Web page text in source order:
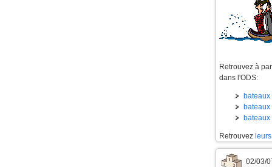
Retrouvez à
dans l'ODS:
Retrouvez
02/03/